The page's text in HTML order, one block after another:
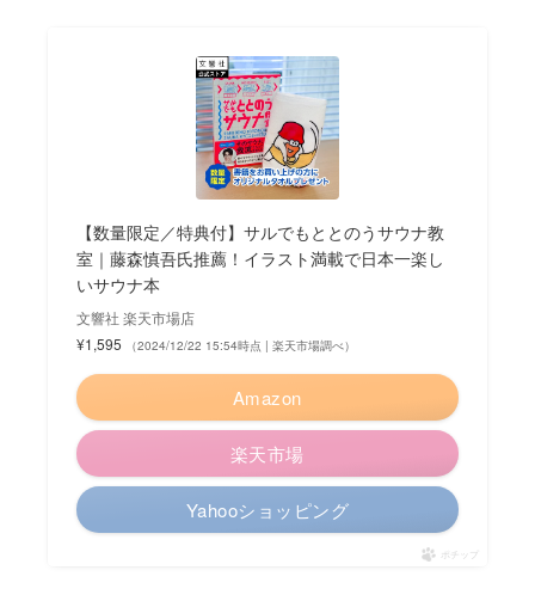
【数量限定／特典付】サルでもととのうサウナ教
室｜藤森慎吾氏推薦！イラスト満載で日本一楽し
いサウナ本
文響社 楽天市場店
¥1,595
（2024/12/22 15:54時点 | 楽天市場調べ）
Amazon
楽天市場
Yahooショッピング
ポチップ